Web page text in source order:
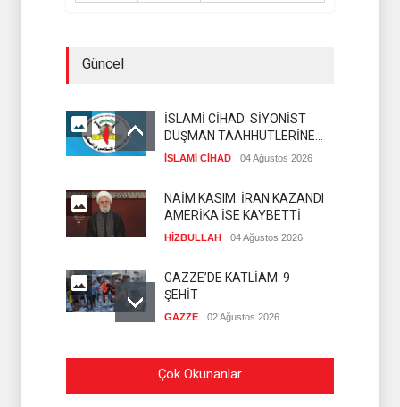
Güncel
İSLAMİ CİHAD: SİYONİST
DÜŞMAN TAAHHÜTLERİNE
UYMUYOR
İSLAMİ CİHAD 04 Ağustos 2026
NAİM KASIM: İRAN KAZANDI
AMERİKA İSE KAYBETTİ
HİZBULLAH 04 Ağustos 2026
GAZZE’DE KATLİAM: 9
ŞEHİT
GAZZE 02 Ağustos 2026
HAMAS'TAN
SİLAHSIZLANMA
KONUSUNDA NET
HAMAS 02 Ağustos 2026
Çok Okunanlar